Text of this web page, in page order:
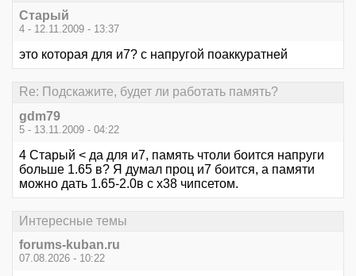
Старый
4 - 12.11.2009 - 13:37
это которая для и7? с напругой поаккуратней
Re: Подскажите, будет ли работать память?
gdm79
5 - 13.11.2009 - 04:22
4 Старый < да для и7, память чтоли боится напруги
больше 1.65 в? Я думал проц и7 боится, а памяти
можно дать 1.65-2.0в с х38 чипсетом.
Интересные темы
forums-kuban.ru
07.08.2026 - 10:22